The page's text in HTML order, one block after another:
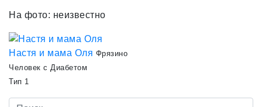
На фото: неизвестно
Настя и мама Оля Фрязино
Человек с Диабетом
Тип 1